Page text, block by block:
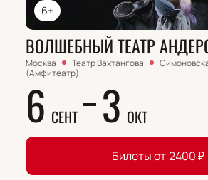
6+
ВОЛШЕБНЫЙ ТЕАТР
Москва Театр Вахтангова
(Амфитеатр)
6 СЕНТ 3 ОКТ
Билеты от2400₽